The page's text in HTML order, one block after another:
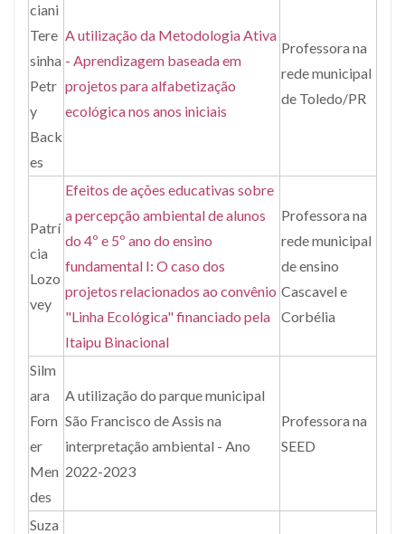
ciani
Tere
sinha
Petr
y
Back
es
A utilização da Metodologia Ativa
- Aprendizagem baseada em
projetos para alfabetização
ecológica nos anos iniciais
Professora na
rede municipal
de Toledo/PR
Patrí
cia
Lozo
vey
Efeitos de ações educativas sobre
a percepção ambiental de alunos
do 4º e 5º ano do ensino
fundamental I: O caso dos
projetos relacionados ao convênio
"Linha Ecológica" financiado pela
Itaipu Binacional
Professora na
rede municipal
de ensino
Cascavel e
Corbélia
Silm
ara
Forn
er
Men
des
A utilização do parque municipal
São Francisco de Assis na
interpretação ambiental - Ano
2022-2023
Professora na
SEED
Suza